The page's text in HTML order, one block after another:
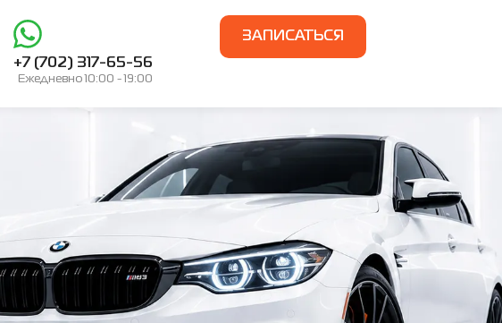
+7 (702) 317-65-56
Ежедневно 10:00 - 19:00
ЗАПИСАТЬСЯ